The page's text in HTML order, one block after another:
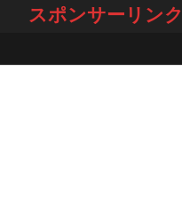
スポンサーリンク